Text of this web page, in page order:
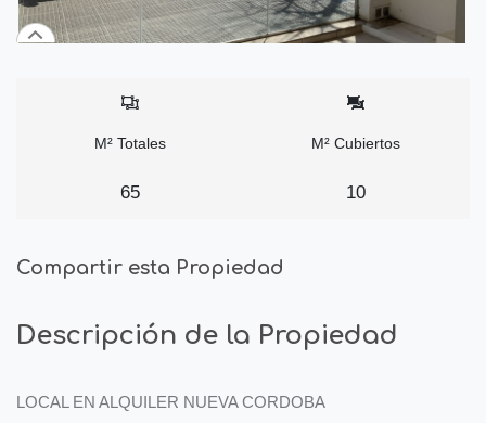
M² Totales
65
M² Cubiertos
10
Compartir esta Propiedad
Descripción de la Propiedad
LOCAL EN ALQUILER NUEVA CORDOBA